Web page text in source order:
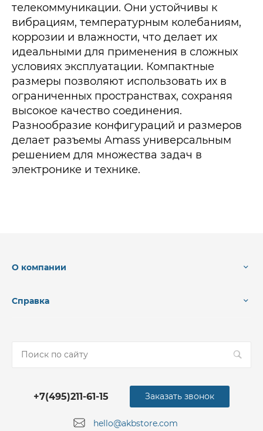
телекоммуникации. Они устойчивы к
вибрациям, температурным колебаниям,
коррозии и влажности, что делает их
идеальными для применения в сложных
условиях эксплуатации. Компактные
размеры позволяют использовать их в
ограниченных пространствах, сохраняя
высокое качество соединения.
Разнообразие конфигураций и размеров
делает разъемы Amass универсальным
решением для множества задач в
электронике и технике.
О компании
Справка
+7(495)211-61-15
hello@akbstore.com
Заказать звонок